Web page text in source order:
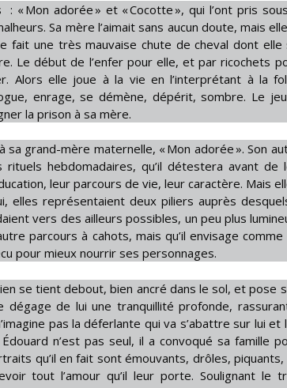
Mon adorée » et « Cocotte », qui l’ont pris sous
Sa mère l’aimait sans aucun doute, mais elle
fait une très mauvaise chute de cheval dont elle
Le début de l’enfer pour elle, et par ricochets
Alors elle joue à la vie en l’interprétant à la
enrage, se démène, dépérit, sombre. Le
la prison à sa mère.
sa grand-mère maternelle, « Mon adorée ». Son
hebdomadaires, qu’il détestera avant de
leur parcours de vie, leur caractère. Mais
elles représentaient deux piliers auprès
vers des ailleurs possibles, un peu plus
parcours à cahots, mais qu’il envisage comme
pour mieux nourrir ses personnages.
se tient debout, bien ancré dans le sol, et pose
dégage de lui une tranquillité profonde,
pas la déferlante qui va s’abattre sur lui et
n’est pas seul, il a convoqué sa famille
qu’il en fait sont émouvants, drôles, piquants,
tout l’amour qu’il leur porte. Soulignant le